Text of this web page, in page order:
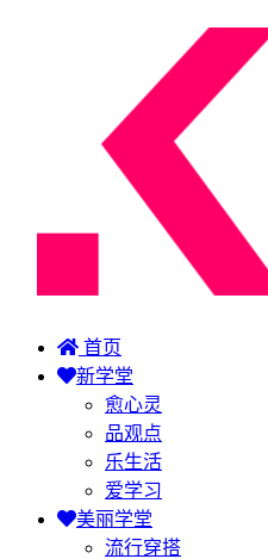
首页
新学堂
愈心灵
品观点
乐生活
爱学习
美丽学堂
流行穿搭